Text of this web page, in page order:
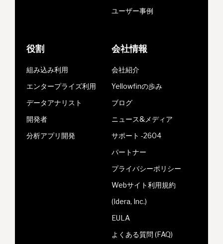
ユーザー事例
役割
組み込み利用
エンタープライズ利用
データアナリスト
開発者
分析アプリ開発
会社情報
会社紹介
Yellowfinの歩み
ブログ
ニュース&メディア
サポート -2604
パートナー
プライバシーポリシー
Webサイト利用規約
(Idera, Inc.)
EULA
よくある質問 (FAQ)